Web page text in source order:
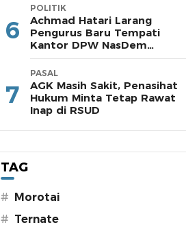
6
POLITIK
Achmad Hatari Larang
Pengurus Baru Tempati
Kantor DPW NasDem
Maluku Utara
7
PASAL
AGK Masih Sakit, Penasihat
Hukum Minta Tetap Rawat
Inap di RSUD
TAG
#
Morotai
# Ternate